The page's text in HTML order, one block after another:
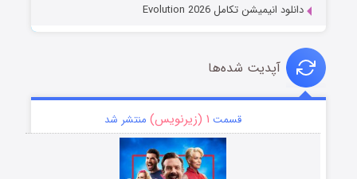
دانلود انیمیشن تکامل Evolution 2026
آپدیت شده‌ها
قسمت ۱ (زیرنویس) منتشر شد